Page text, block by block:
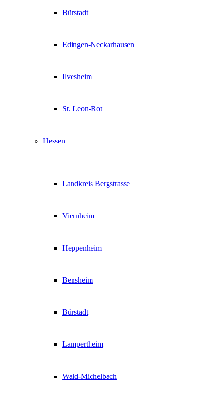
Bürstadt
Edingen-Neckarhausen
Ilvesheim
St. Leon-Rot
Hessen
Landkreis Bergstrasse
Viernheim
Heppenheim
Bensheim
Bürstadt
Lampertheim
Wald-Michelbach